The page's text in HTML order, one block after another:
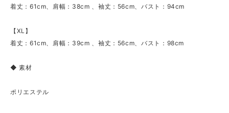
着丈：61cm、肩幅：38cm 、袖丈：56cm、バスト：94cm
【XL】
着丈：61cm、肩幅：39cm 、袖丈：56cm、バスト：98cm
◆ 素材
ポリエステル